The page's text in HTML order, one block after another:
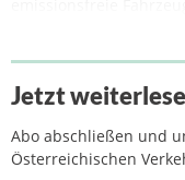
Jetzt
Abo abschließen und
Österreichischen